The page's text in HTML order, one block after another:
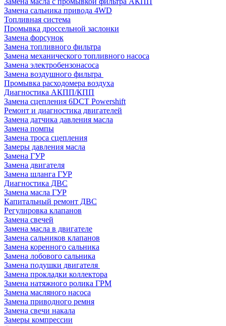
Замена сальника привода 4WD
Топливная система
Промывка дроссельной заслонки
Замена форсунок
Замена топливного фильтра
Замена механического топливного насоса
Замена электробензонасоса
Замена воздушного фильтра
Промывка расходомера воздуха
Диагностика АКПП/КПП
Замена сцепления 6DCT Powershift
Ремонт и диагностика двигателей
Замена датчика давления масла
Замена помпы
Замена троса сцепления
Замеры давления масла
Замена ГУР
Замена двигателя
Замена шланга ГУР
Диагностика ДВС
Замена масла ГУР
Капитальный ремонт ДВС
Регулировка клапанов
Замена свечей
Замена масла в двигателе
Замена сальников клапанов
Замена коренного сальника
Замена лобового сальника
Замена подушки двигателя
Замена прокладки коллектора
Замена натяжного ролика ГРМ
Замена масляного насоса
Замена приводного ремня
Замена свечи накала
Замеры компрессии